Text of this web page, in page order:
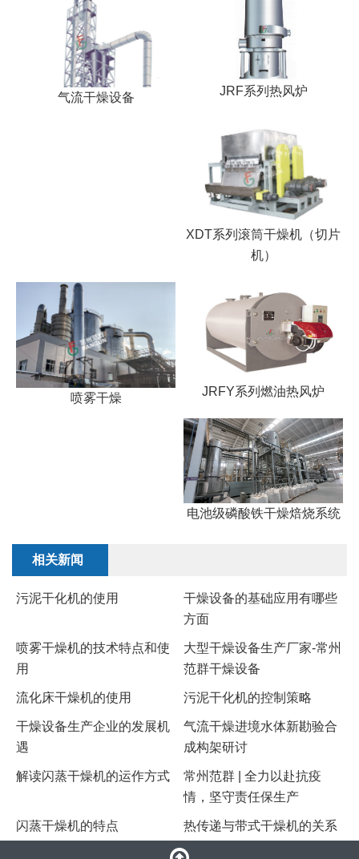
气流干燥设备 JRF系列热风炉
XDT系列滚筒干燥机（切片
机）
喷雾干燥 JRFY系列燃油热风炉
电池级磷酸铁干燥焙烧系统
相关新闻
​污泥干化机的使用
干燥设备的基础应用有哪些
方面
喷雾干燥机的技术特点和使
用
大型干燥设备生产厂家-常州
范群干燥设备
流化床干燥机的使用 污泥干化机的控制策略
干燥设备生产企业的发展机
遇
气流干燥进境水体新勘验合
成构架研讨
解读闪蒸干燥机的运作方式
常州范群 | 全力以赴抗疫
情，坚守责任保生产
闪蒸干燥机的特点 热传递与带式干燥机的关系